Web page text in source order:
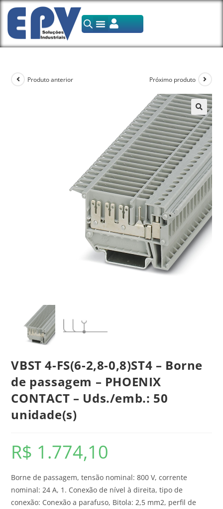
Produto anterior Próximo produto
VBST 4-FS(6-2,8-0,8)ST4 – Borne
de passagem – PHOENIX
CONTACT – Uds./emb.: 50
unidade(s)
R$ 1.774,10
Borne de passagem, tensão nominal: 800 V, corrente
nominal: 24 A, 1. Conexão de nível à direita, tipo de
conexão: Conexão a parafuso, Bitola: 2,5 mm2, perfil de